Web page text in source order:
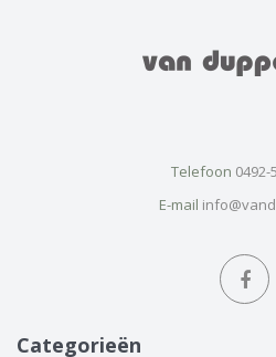
Telefoon 0492-
E-mail
Categorieën